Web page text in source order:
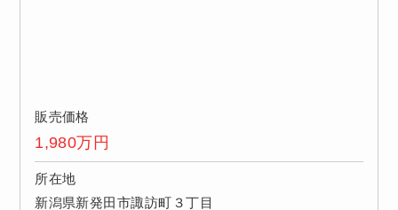
販売価格
1,980万円
所在地
新潟県新発田市諏訪町３丁目